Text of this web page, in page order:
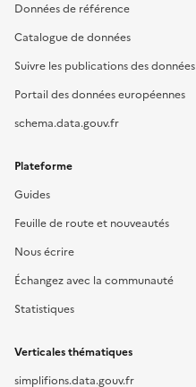
Données de référence
Catalogue de données
Suivre les publications des données
Portail des données européennes
schema.data.gouv.fr
Plateforme
Guides
Feuille de route et nouveautés
Nous écrire
Échangez avec la communauté
Statistiques
Verticales thématiques
simplifions.data.gouv.fr